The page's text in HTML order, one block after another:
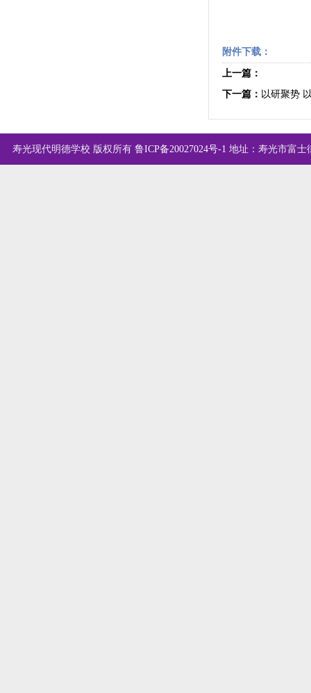
附件下载：
上一篇：
下一篇： 以研聚势
寿光现代明德学校 版权所有 鲁ICP备20027024号-1 地址：寿光市富士